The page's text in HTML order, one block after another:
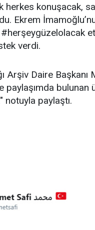
herkes konuşacak,
Ekrem
verdi.
Arşiv Daire
paylaşımda bulunan
notuyla paylaştı.